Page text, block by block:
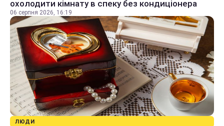
охолодити кімнату в спеку без кондиціонера
06 серпня 2026, 16:19
ЛЮДИ